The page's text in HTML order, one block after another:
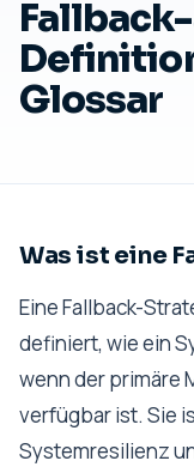
Glossar
Was ist eine
Eine Fallback-
definiert, wie ein
wenn der primäre
verfügbar ist. Sie
Systemresilienz